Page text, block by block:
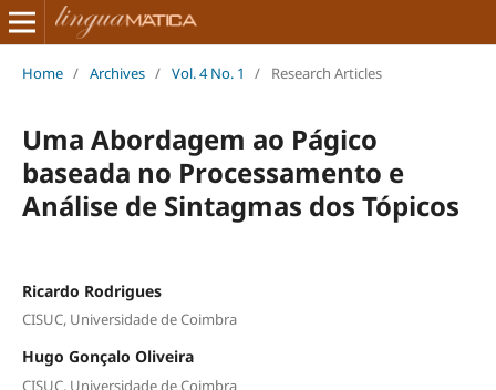
Home / Archives / Vol. 4 No. 1 / Research Articles
Uma Abordagem ao Págico
baseada no Processamento e
Análise de Sintagmas dos Tópicos
Ricardo Rodrigues
CISUC, Universidade de Coimbra
Hugo Gonçalo Oliveira
CISUC, Universidade de Coimbra